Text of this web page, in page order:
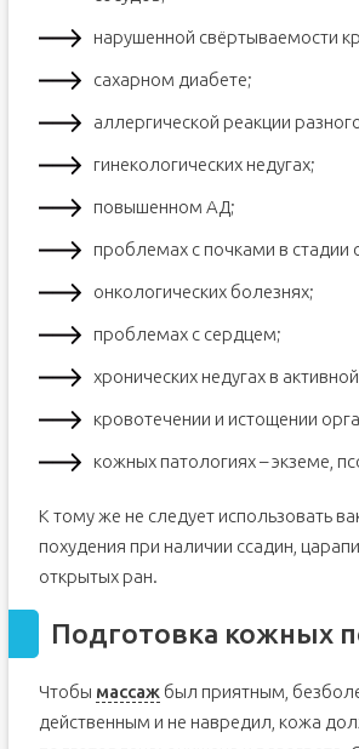
нарушенной свёртываемости
сахарном диабете;
аллергической реакции
гинекологических недугах;
повышенном АД;
проблемах с почками в стадии
онкологических болезнях;
проблемах с сердцем;
хронических недугах в
кровотечении и истощении
кожных патологиях – экземе,
К тому же не следует использовать
похудения при наличии ссадин,
открытых ран.
Подготовка кожных
Чтобы массажбыл приятным,
действенным и не навредил, кожа